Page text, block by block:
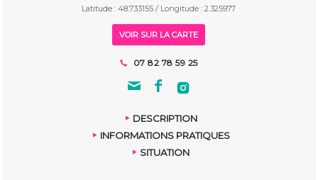
Latitude : 48.733155 / Longitude : 2.325977
VOIR SUR LA CARTE
07 82 78 59 25
DESCRIPTION
INFORMATIONS PRATIQUES
SITUATION